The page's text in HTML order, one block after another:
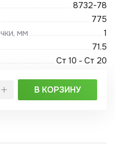
8732-78
775
мм
1
71.5
Ст 10 - Ст 20
В КОРЗИНУ